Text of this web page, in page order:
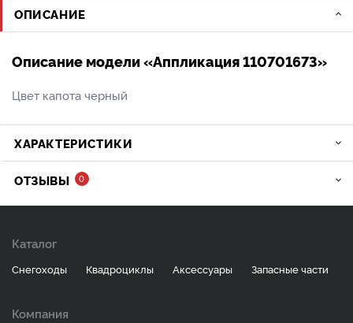
ОПИСАНИЕ
Описание модели «Аппликация 110701673»
Цвет капота черный
ХАРАКТЕРИСТИКИ
ОТЗЫВЫ 0
Каталог
Снегоходы Квадроциклы Аксессуары Запасные части
Компания